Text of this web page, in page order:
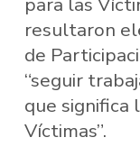
resultaron
de
“seguir
que significa
Víctimas”.